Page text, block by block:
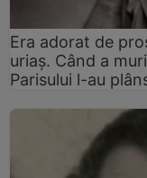
Era adorat de
uriaș. Când a
Parisului l-au